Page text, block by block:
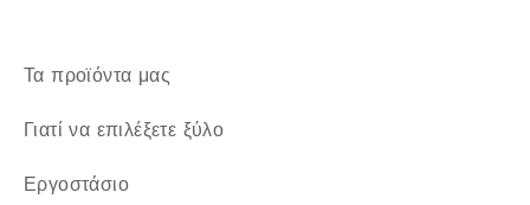
Τα προϊόντα μας
Γιατί να επιλέξετε ξύλο
Εργοστάσιο